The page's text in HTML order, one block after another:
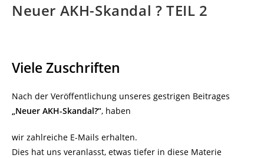
Neuer AKH-Skandal ? TEIL 2
Viele Zuschriften
Nach der Veröffentlichung unseres gestrigen Beitrages
„Neuer AKH-Skandal?“, haben
wir zahlreiche E-Mails erhalten.
Dies hat uns veranlasst, etwas tiefer in diese Materie